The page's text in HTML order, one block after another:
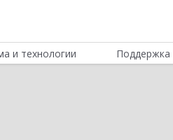
и технологии Поддержка